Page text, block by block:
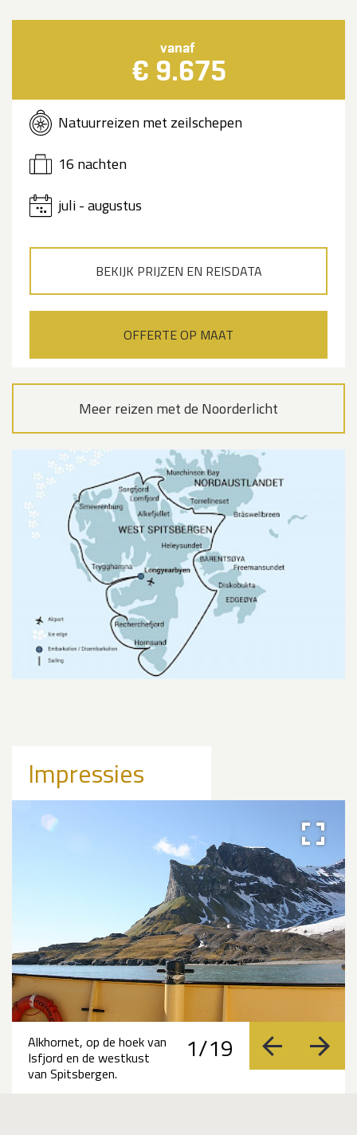
vanaf
€ 9.675
Natuurreizen met zeilschepen
16 nachten
juli - augustus
BEKIJK PRIJZEN EN REISDATA
OFFERTE OP MAAT
Meer reizen met de Noorderlicht
Impressies
1/19 vorige
Alkhornet, op de hoek van
Isfjord en de westkust
van Spitsbergen.